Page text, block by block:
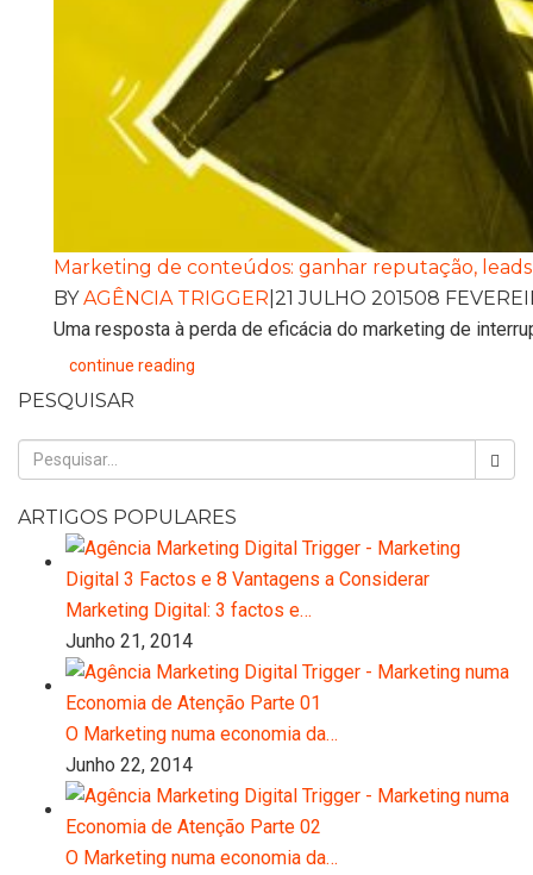
Marketing de conteúdos: ganhar reputação,
BYAGÊNCIA TRIGGER 21 JULHO 201508
Uma resposta à perda de eficácia do marketing de
continue reading
PESQUISAR
ARTIGOS POPULARES
Marketing Digital: 3 factos e…
Junho 21, 2014
O Marketing numa economia da…
Junho 22, 2014
O Marketing numa economia da…